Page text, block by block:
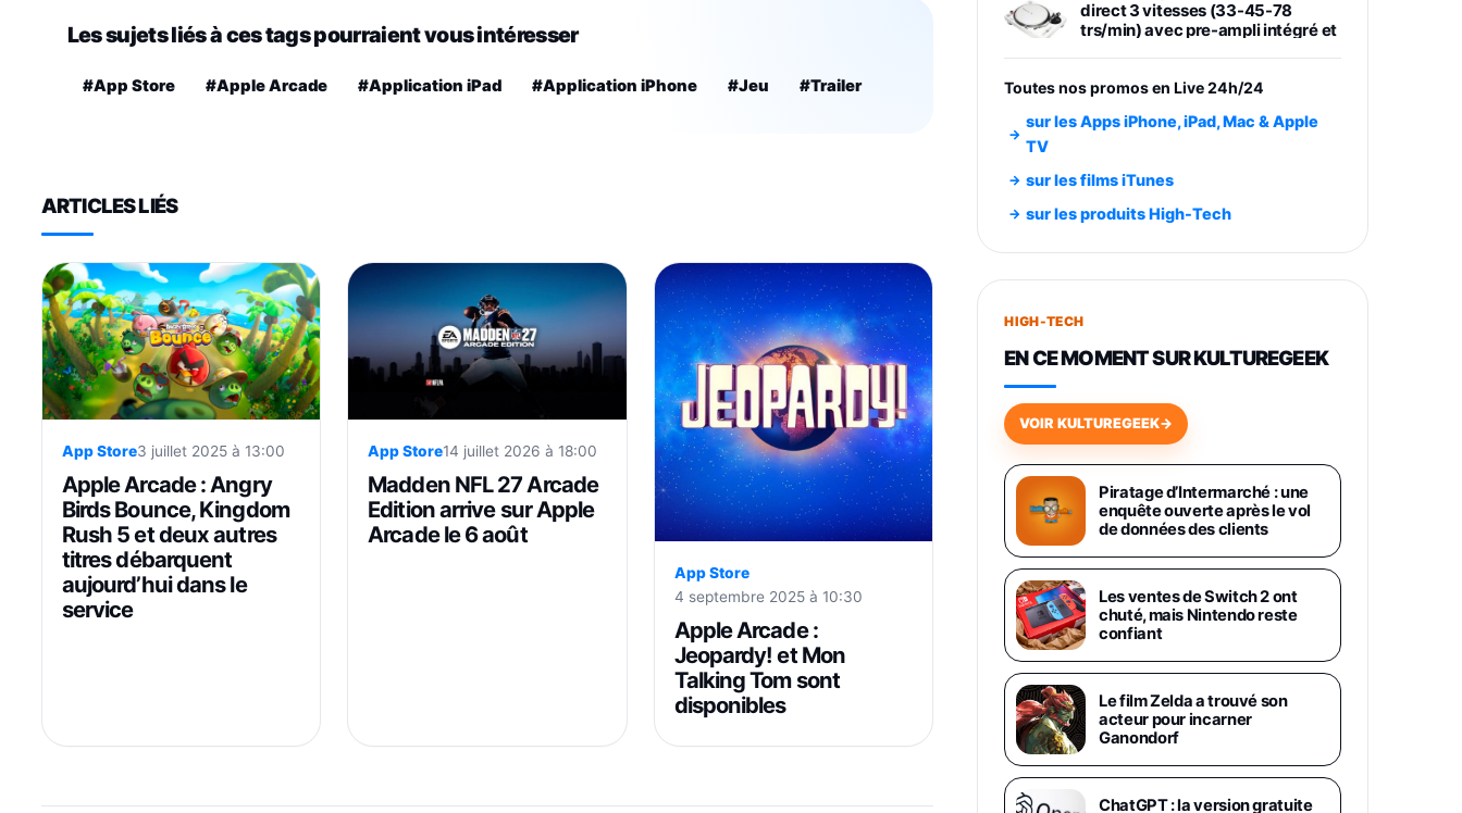
Les sujets liés à ces tags pourraient vous intéresser
#App Store #Apple Arcade #Application iPad #Application iPhone #Jeu #Trailer
ARTICLES LIÉS
App Store3 juillet 2025 à 13:00
Apple Arcade : Angry
Birds Bounce, Kingdom
Rush 5 et deux autres
titres débarquent
aujourd’hui dans le
service
App Store14 juillet 2026 à 18:00
Madden NFL 27 Arcade
Edition arrive sur Apple
Arcade le 6 août
App Store
4 septembre 2025 à 10:30
Apple Arcade :
Jeopardy! et Mon
Talking Tom sont
disponibles
direct 3 vitesses (33-45-78
trs/min) avec pre-ampli intégré et
Smartphone SAMSUNG Galaxy
Smartphone SAMSUNG Galaxy
S26+ Violet 256Go
749,99€1240,43€Fnac (Vendeur Tiers)
648,63€
Smartphone Android 5G avec
Galaxy AI, 512 Go, Chargeur
Secteur Rapide 25W Inclus,
Smartphone déverrouillé, Noir,
Version FR
1019€1399€Fnac (Vendeur Tiers)
Galaxy S26 Ultra 512 Go Bleu
1019€ 1399€ Fnac (Vendeur Tiers)
Galaxy S26 Ultra 256 Go Violet
892€1199€
Philips SHK2000BL - Casque
Enfant - Bleu & Répartiteur Audio
5 Casques, Blanc
24,94€29,96€Fnac (Vendeur Tiers)
Toutes nos promos en Live 24h/24
sur les Apps iPhone, iPad, Mac & Apple
TV
sur les films iTunes
sur les produits High-Tech
HIGH-TECH
EN CE MOMENT SUR KULTUREGEEK
VOIR KULTUREGEEK→
Piratage d’Intermarché : une
enquête ouverte après le vol
de données des clients
Les ventes de Switch 2 ont
chuté, mais Nintendo reste
confiant
Le film Zelda a trouvé son
acteur pour incarner
Ganondorf
ChatGPT : la version gratuite